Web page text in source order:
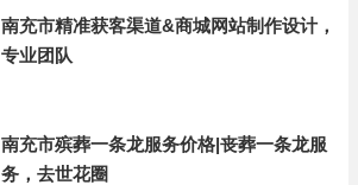
南充市精准获客渠道&商城网站制作设计，
专业团队
南充市殡葬一条龙服务价格|丧葬一条龙服
务，去世花圈